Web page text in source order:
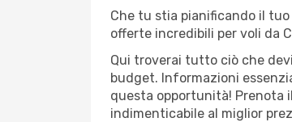
Che tu stia pianificando il tuo
offerte incredibili per voli da
Qui troverai tutto ciò che
budget. Informazioni
questa opportunità! Prenota
indimenticabile al miglior